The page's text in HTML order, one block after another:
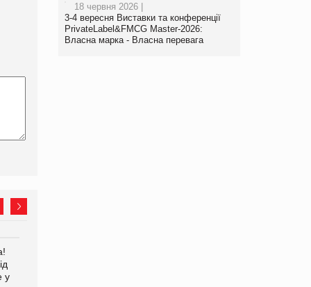
у
18 червня 2026 |
3-4 вересня Виставки та конференції
PrivateLabel&FMCG Master-2026:
Власна марка - Власна перевага